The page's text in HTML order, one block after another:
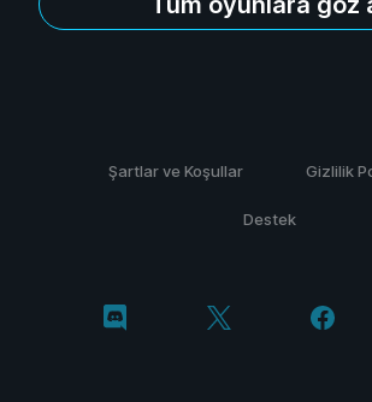
Şartlar ve Koşullar Gizlilik
Destek